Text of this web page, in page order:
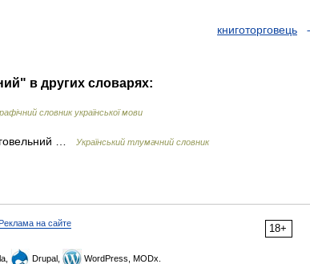
книготорговець
в других словарях:
словник української мови
… Український тлумачний словник
18+
Реклама на сайте
Drupal, WordPress, MODx.